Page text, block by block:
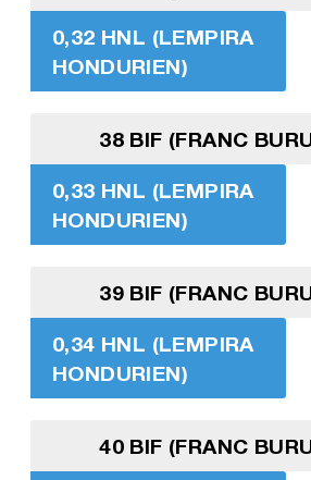
0,32 HNL (LEMPIRA
HONDURIEN)
38 BIF (FRANC
0,33 HNL (LEMPIRA
HONDURIEN)
39 BIF (FRANC
0,34 HNL (LEMPIRA
HONDURIEN)
40 BIF (FRANC